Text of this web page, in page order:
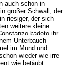
auch schon in
großer Schwall, der
riesiger, der sich
weitere kleine
badete ihr
Unterbauch
im Mund und
wieder wie irre
wie betäubt.